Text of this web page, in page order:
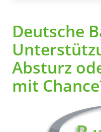
Deutsche
Absturz
mit